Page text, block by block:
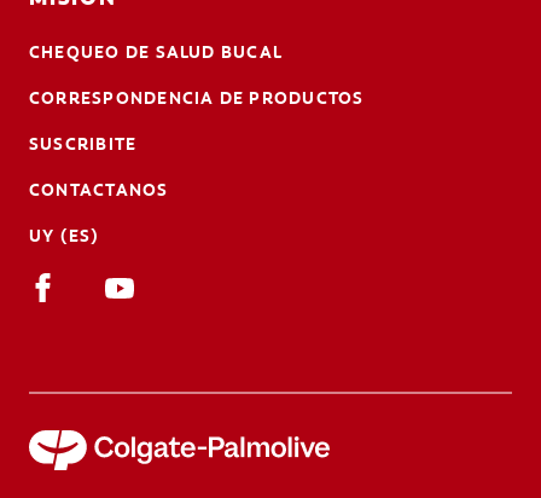
CHEQUEO DE SALUD BUCAL
CORRESPONDENCIA DE PRODUCTOS
SUSCRIBITE
CONTACTANOS
UY (ES)